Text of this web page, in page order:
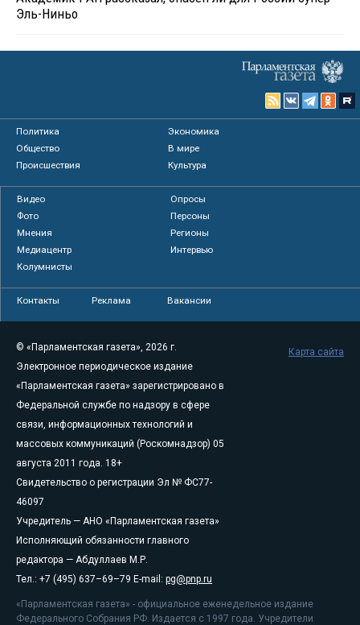
Эль-Ниньо
Политика
Экономика
Общество
В мире
Происшествия
Культура
Видео
Опросы
Фото
Персоны
Мнения
Регионы
Медиацентр
Интервью
Колумнисты
Контакты Реклама Вакансии
© «Парламентская газета», 2026 г.
Электронное периодическое издание
«Парламентская газета» зарегистрировано в
Федеральной службе по надзору в сфере
связи, информационных технологий и
массовых коммуникаций (Роскомнадзор) 05
августа 2011 года. 18+
Свидетельство о регистрации Эл № ФС77-
46097
Учредитель — АНО «Парламентская газета»
Исполняющий обязанности главного
редактора — Абдуллаев М.Р.
Тел.: +7 (495) 637–69–79 E-mail: pg@pnp.ru
«Парламентская газета» - официальное еженедельное издание
Федерального Собрания РФ. Издается с 1997 года. Учредители
Карта сайта